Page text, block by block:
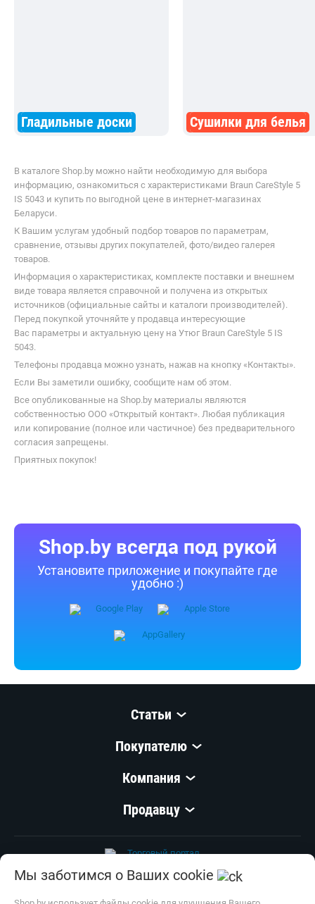
Гладильные доски Сушилки для белья
В каталоге Shop.by можно найти необходимую для выбора
информацию, ознакомиться с характеристиками Braun CareStyle 5
IS 5043 и купить по выгодной цене в интернет-магазинах
Беларуси.
К Вашим услугам удобный подбор товаров по параметрам,
сравнение, отзывы других покупателей, фото/видео галерея
товаров.
Информация о характеристиках, комплекте поставки и внешнем
виде товара является справочной и получена из открытых
источников (официальные сайты и каталоги производителей).
Перед покупкой уточняйте у продавца интересующие
Вас параметры и актуальную цену на Утюг Braun CareStyle 5 IS
5043.
Телефоны продавца можно узнать, нажав на кнопку «Контакты».
Если Вы заметили ошибку, сообщите нам об этом.
Все опубликованные на Shop.by материалы являются
собственностью ООО «Открытый контакт». Любая публикация
или копирование (полное или частичное) без предварительного
согласия запрещены.
Приятных покупок!
Shop.by всегда под рукой
Установите приложение и покупайте где
удобно :)
Статьи
Покупателю
Компания
Продавцу
ООО «Открытый Контакт» УНП 100008738
Мы заботимся о Ваших cookie